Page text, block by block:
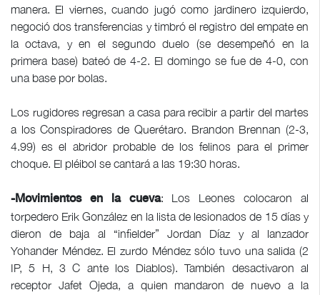
manera. El viernes, cuando jugó como jardinero izquierdo,
negoció dos transferencias y timbró el registro del empate en
la octava, y en el segundo duelo (se desempeñó en la
primera base) bateó de 4-2. El domingo se fue de 4-0, con
una base por bolas.
Los rugidores regresan a casa para recibir a partir del martes
a los Conspiradores de Querétaro. Brandon Brennan (2-3,
4.99) es el abridor probable de los felinos para el primer
choque. El pléibol se cantará a las 19:30 horas.
-Movimientos en la cueva: Los Leones colocaron al
torpedero Erik González en la lista de lesionados de 15 días y
dieron de baja al “infielder” Jordan Díaz y al lanzador
Yohander Méndez. El zurdo Méndez sólo tuvo una salida (2
IP, 5 H, 3 C ante los Diablos). También desactivaron al
receptor Jafet Ojeda, a quien mandaron de nuevo a la